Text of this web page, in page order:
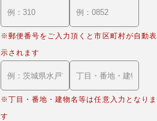
※郵便番号をご入力頂くと市区町村が自動表
示されます
※丁目・番地・建物名等は任意入力となりま
す